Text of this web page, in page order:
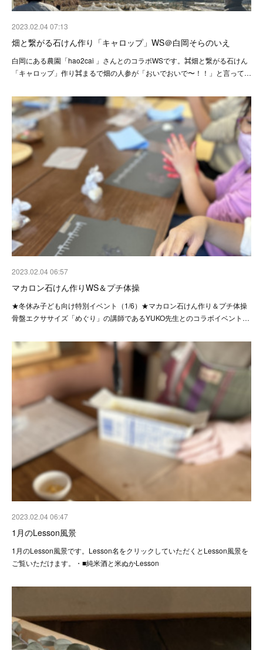
2023.02.04 07:13
畑と繋がる石けん作り「キャロップ」WS＠白岡そらのいえ
白岡にある農園「hao2cai 」さんとのコラボWSです。⌘畑と繋がる石けん
「キャロップ」作り⌘まるで畑の人参が「おいでおいで〜！！」と言って…
2023.02.04 06:57
マカロン石けん作りWS＆プチ体操
★冬休み子ども向け特別イベント（1/6）★マカロン石けん作り＆プチ体操
骨盤エクササイズ「めぐり」の講師であるYUKO先生とのコラボイベント…
2023.02.04 06:47
1月のLesson風景
1月のLesson風景です。Lesson名をクリックしていただくとLesson風景を
ご覧いただけます。・■純米酒と米ぬかLesson